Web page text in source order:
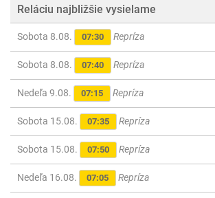
Reláciu najbližšie vysielame
Sobota 8.08. 07:30 Repríza
Sobota 8.08. 07:40 Repríza
Nedeľa 9.08. 07:15 Repríza
Sobota 15.08. 07:35 Repríza
Sobota 15.08. 07:50 Repríza
Nedeľa 16.08. 07:05 Repríza